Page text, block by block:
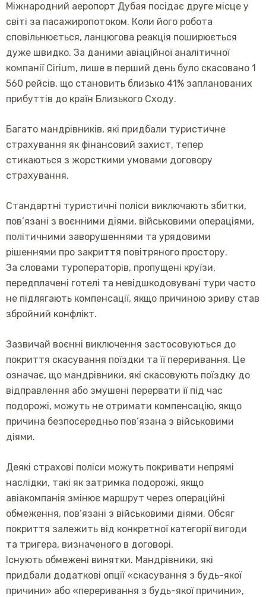
Міжнародний аеропорт Дубая посідає друге місце у
світі за пасажиропотоком. Коли його робота
сповільнюється, ланцюгова реакція поширюється
дуже швидко. За даними авіаційної аналітичної
компанії Cirium, лише в перший день було скасовано 1
560 рейсів, що становить близько 41% запланованих
прибуттів до країн Близького Сходу.
Багато мандрівників, які придбали туристичне
страхування як фінансовий захист, тепер
стикаються з жорсткими умовами договору
страхування.
Стандартні туристичні поліси виключають збитки,
пов’язані з воєнними діями, військовими операціями,
політичними заворушеннями та урядовими
рішеннями про закриття повітряного простору.
За словами туроператорів, пропущені круїзи,
передплачені готелі та невідшкодовувані тури часто
не підлягають компенсації, якщо причиною зриву став
збройний конфлікт.
Зазвичай воєнні виключення застосовуються до
покриття скасування поїздки та її переривання. Це
означає, що мандрівники, які скасовують поїздку до
відправлення або змушені перервати її під час
подорожі, можуть не отримати компенсацію, якщо
причина безпосередньо пов’язана з військовими
діями.
Деякі страхові поліси можуть покривати непрямі
наслідки, такі як затримка подорожі, якщо
авіакомпанія змінює маршрут через операційні
обмеження, пов’язані з військовими діями. Обсяг
покриття залежить від конкретної категорії вигоди
та тригера, визначеного в договорі.
Існують обмежені винятки. Мандрівники, які
придбали додаткові опції «скасування з будь-якої
причини» або «переривання з будь-якої причини»,